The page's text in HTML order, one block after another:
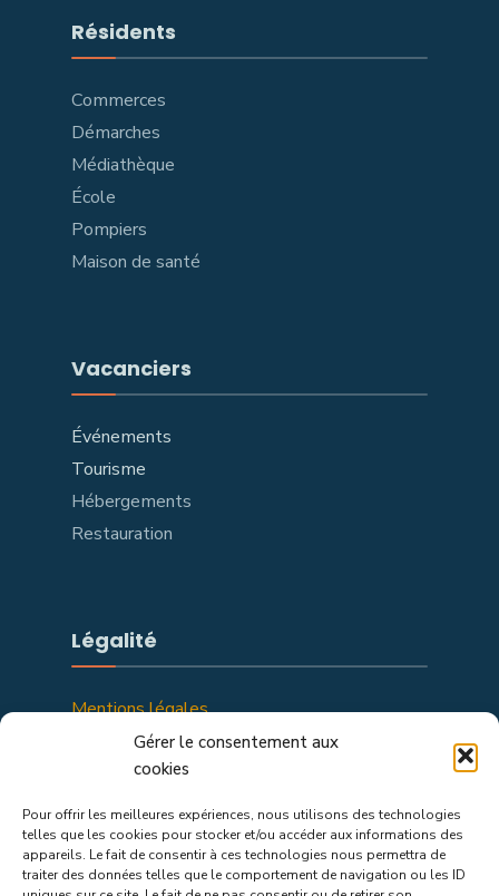
Gérer le consentement aux
cookies
Pour offrir les meilleures expériences, nous utilisons des technologies
telles que les cookies pour stocker et/ou accéder aux informations des
appareils. Le fait de consentir à ces technologies nous permettra de
traiter des données telles que le comportement de navigation ou les ID
Résidents
Commerces
Démarches
Médiathèque
École
Pompiers
Maison de santé
Vacanciers
Événements
Tourisme
Hébergements
Restauration
Légalité
Mentions légales
Politique de confidentialité